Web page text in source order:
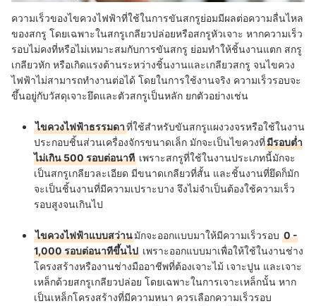
ความเร็วของไขควงไฟฟ้าที่ใช้ในการขันสกรูย่อมมีผลต่อความลื่นไหล
ของสกรู โดยเฉพาะในสกรูเกลียวปล่อยหรือสกรูหัวเจาะ หากความเร็ว
รอบไม่คงที่หรือไม่เหมาะสมกับการขันสกรู ย่อมทำให้ชิ้นงานแตก สกรู
เกลียวหัก หรือเกิดแรงต้านระหว่างชิ้นงานและเกลียวสกรู จนไขควง
ไฟฟ้าไม่สามารถทำงานต่อได้ โดยในการใช้งานจริง ความเร็วรอบจะ
ขึ้นอยู่กับวัสดุเจาะยึดและตัวสกรูเป็นหลัก ยกตัวอย่างเช่น
ไขควงไฟฟ้าธรรมดาที่ใช้สำหรับขันสกรูแผงวงจรหรือใช้ในงาน
ประกอบชิ้นส่วนเครื่องจักรขนาดเล็ก มักจะเป็นไขควงที่มีรอบต่ำ
ไม่เกิน 500 รอบต่อนาที เพราะสกรูที่ใช้ในงานประเภทนี้มักจะ
เป็นสกรูเกลียวละเอียด มีขนาดเกลียวที่สั้น และชิ้นงานที่ยึดก็มัก
จะเป็นชิ้นงานที่มีความเปราะบาง จึงไม่จำเป็นต้องใช้ความเร็ว
รอบสูงจนเกินไป
ไขควงไฟฟ้าแบบสว่านมักจะออกแบบมาให้มีความเร็วรอบ 0 -
1,000 รอบต่อนาทีขึ้นไป เพราะออกแบบมาเพื่อให้ใช้ในงานช่าง
โครงสร้างหรืองานช่างมืออาชีพที่ต้องเจาะไม้ เจาะปูน และเจาะ
เหล็กด้วยสกรูเกลียวปล่อย โดยเฉพาะในการเจาะเหล็กนั้น หาก
เป็นเหล็กโครงสร้างที่มีความหนา ควรเลือกความเร็วรอบ